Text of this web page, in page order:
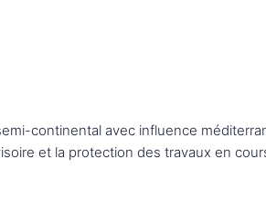
continental avec influence
et la protection des travaux en